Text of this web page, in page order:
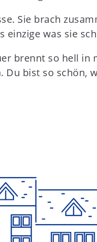
Sie brach
einzige was sie
brennt so hell
Du bist so schön,